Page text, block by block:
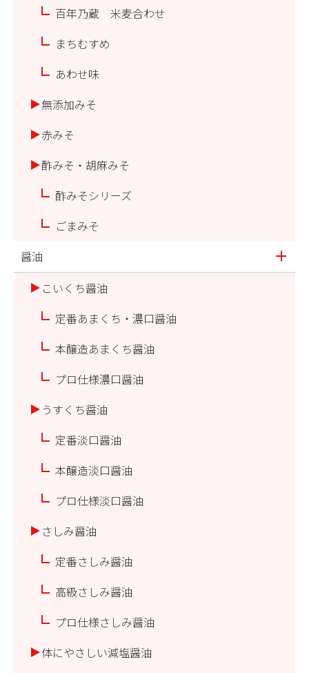
百年乃蔵 米麦合わせ
まちむすめ
あわせ味
無添加みそ
赤みそ
酢みそ・胡麻みそ
酢みそシリーズ
ごまみそ
醤油
こいくち醤油
定番あまくち・濃口醤油
本醸造あまくち醤油
プロ仕様濃口醤油
うすくち醤油
定番淡口醤油
本醸造淡口醤油
プロ仕様淡口醤油
さしみ醤油
定番さしみ醤油
高級さしみ醤油
プロ仕様さしみ醤油
体にやさしい減塩醤油